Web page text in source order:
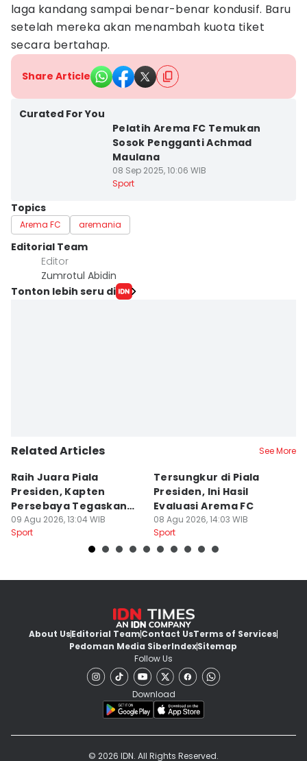
laga kandang sampai benar-benar kondusif. Baru
setelah mereka akan menambah kuota tiket
secara bertahap.
Share Article
Curated For You
Pelatih Arema FC Temukan
Sosok Pengganti Achmad
Maulana
08 Sep 2025, 10:06 WIB
Sport
Topics
Arema FC aremania
Editorial Team
Editor
Zumrotul Abidin
Tonton lebih seru di
Related Articles See More
Raih Juara Piala
Presiden, Kapten
Persebaya Tegaskan
Punya Misi Besar
09 Agu 2026, 13:04 WIB
Sport
Tersungkur di Piala
Presiden, Ini Hasil
Evaluasi Arema FC
08 Agu 2026, 14:03 WIB
Sport
About UsEditorial TeamContact UsTerms of Services
Pedoman Media SiberIndexSitemap
Follow Us
Download
© 2026 IDN. All Rights Reserved.